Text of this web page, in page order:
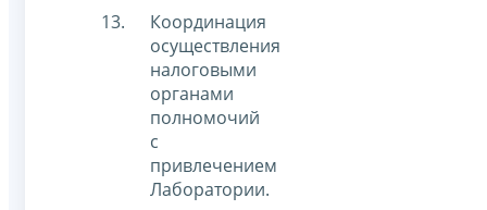
Координация
осуществления
налоговыми
органами
полномочий
с
привлечением
Лаборатории.